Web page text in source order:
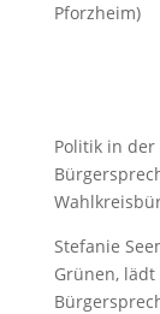
Pforzheim)
Politik in
Stefanie
Grünen,